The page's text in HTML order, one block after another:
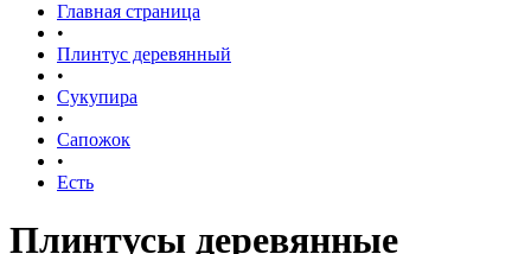
Главная страница
•
Плинтус деревянный
•
Сукупира
•
Сапожок
•
Есть
Плинтусы деревянные